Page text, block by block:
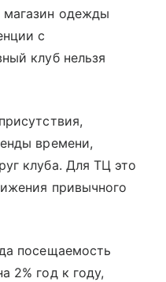
одежды
с
клуб нельзя
времени,
клуба. Для ТЦ это
привычного
посещаемость
2% год к году,